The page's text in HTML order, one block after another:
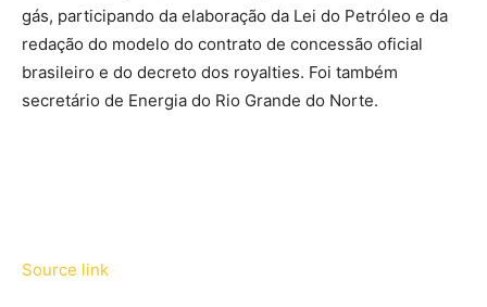
gás, participando da elaboração da Lei do Petróleo e da
redação do modelo do contrato de concessão oficial
brasileiro e do decreto dos royalties. Foi também
secretário de Energia do Rio Grande do Norte.
Source link